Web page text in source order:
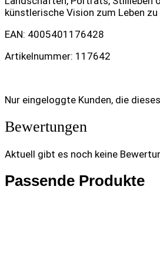
künstlerische Vision zum Leben zu
EAN: 4005401176428
Artikelnummer: 117642
Nur eingeloggte Kunden, die
Bewertungen
Aktuell gibt es noch keine
Passende Produkte